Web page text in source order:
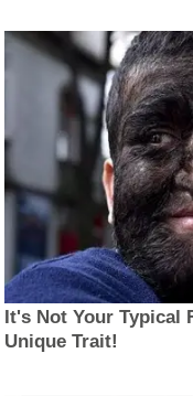
It's Not Your Typical
Unique Trait!